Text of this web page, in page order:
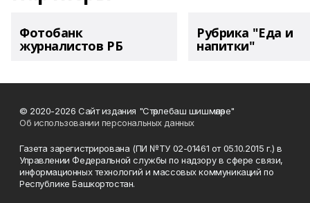
Фотобанк
журналистов РБ
Рубрика "Еда и
напитки"
© 2020-2026 Сайт издания "Стәрлебаш шишмәләре"
Об использовании персональных данных
Газета зарегистрирована (ПИ №ТУ 02-01461 от 05.10.2015 г.) в
Управлении Федеральной службы по надзору в сфере связи,
информационных технологий и массовых коммуникаций по
Республике Башкортостан.